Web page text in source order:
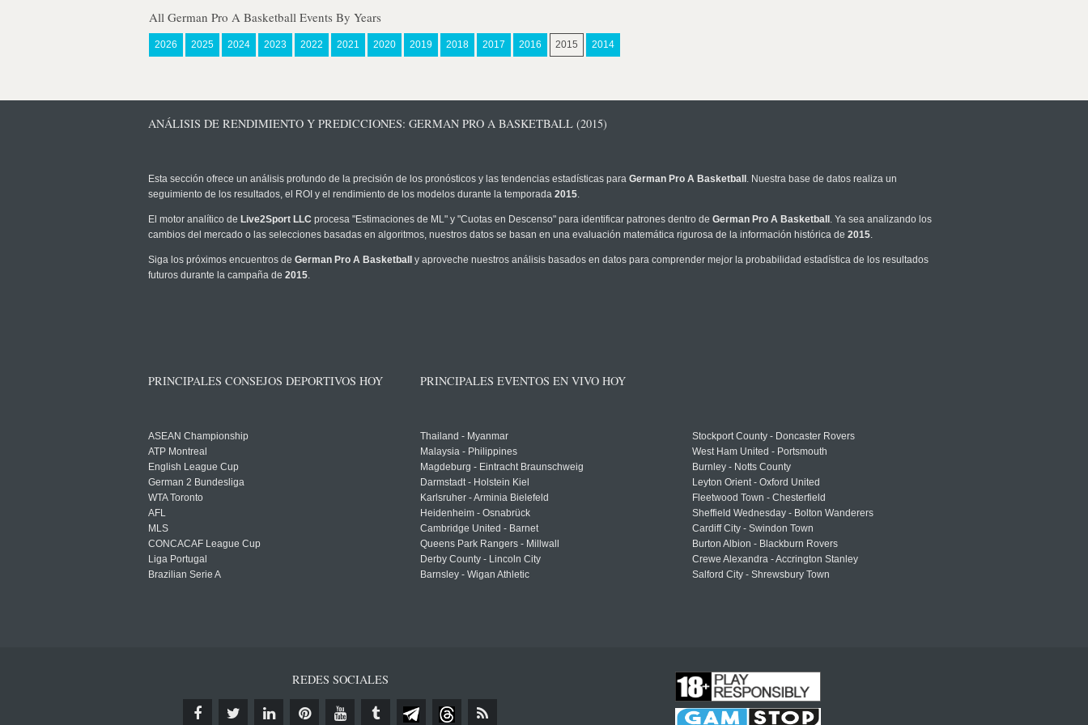
All German Pro A Basketball Events By Years
2026 2025 2024 2023 2022 2021 2020 2019 2018 2017 2016 2015 2014
ANÁLISIS DE RENDIMIENTO Y PREDICCIONES: GERMAN PRO A BASKETBALL (2015)
Esta sección ofrece un análisis profundo de la precisión de los pronósticos y las tendencias estadísticas para German Pro A Basketball . Nuestra base de datos realiza un
seguimiento de los resultados, el ROI y el rendimiento de los modelos durante la temporada 2015.
El motor analítico de Live2Sport LLC procesa "Estimaciones de ML" y "Cuotas en Descenso" para identificar patrones dentro de German Pro A Basketball . Ya sea analizando los
cambios del mercado o las selecciones basadas en algoritmos, nuestros datos se basan en una evaluación matemática rigurosa de la información histórica de 2015.
Siga los próximos encuentros de German Pro A Basketball
y aproveche nuestros análisis basados en datos para comprender mejor la probabilidad estadística de los resultados
futuros durante la campaña de 2015.
PRINCIPALES CONSEJOS DEPORTIVOS HOY
ASEAN Championship
ATP Montreal
English League Cup
German 2 Bundesliga
WTA Toronto
AFL
MLS
CONCACAF League Cup
Liga Portugal
Brazilian Serie A
PRINCIPALES EVENTOS EN VIVO HOY
Thailand - Myanmar
Malaysia - Philippines
Magdeburg - Eintracht Braunschweig
Darmstadt - Holstein Kiel
Karlsruher - Arminia Bielefeld
Heidenheim - Osnabrück
Cambridge United - Barnet
Queens Park Rangers - Millwall
Derby County - Lincoln City
Barnsley - Wigan Athletic
Stockport County - Doncaster Rovers
West Ham United - Portsmouth
Burnley - Notts County
Leyton Orient - Oxford United
Fleetwood Town - Chesterfield
Sheffield Wednesday - Bolton Wanderers
Cardiff City - Swindon Town
Burton Albion - Blackburn Rovers
Crewe Alexandra - Accrington Stanley
Salford City - Shrewsbury Town
REDES SOCIALES